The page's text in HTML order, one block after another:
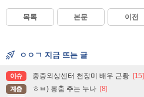
목록 본문 이전
ㅇㅇㄱ 지금 뜨는 글
이슈 중증외상센터 천장미 배우 근황 [15]
계층 ㅎㅂ) 봉춤 추는 누나 [8]